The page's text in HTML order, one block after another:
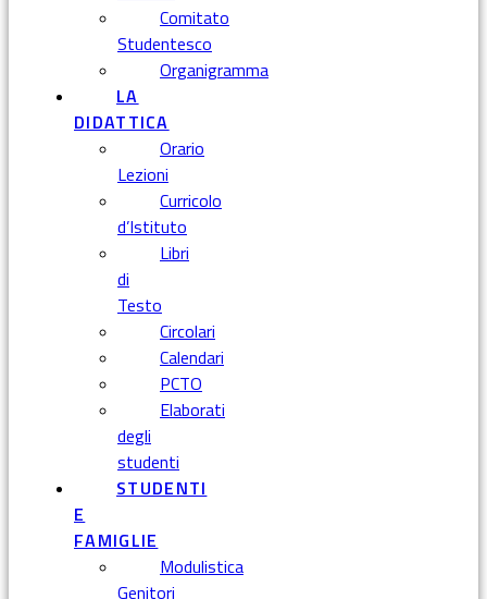
Comitato
Studentesco
Organigramma
LA
DIDATTICA
Orario
Lezioni
Curricolo
d’Istituto
Libri
di
Testo
Circolari
Calendari
PCTO
Elaborati
degli
studenti
STUDENTI
E
FAMIGLIE
Modulistica
Genitori